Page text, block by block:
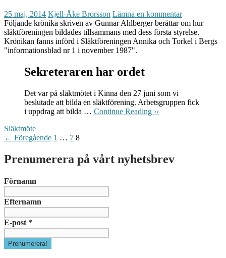
25 maj, 2014 Kjell-Åke Brorsson Lämna en kommentar
Följande krönika skriven av Gunnar Ahlberger berättar om hur
släktföreningen bildades tillsammans med dess första styrelse.
Krönikan fanns införd i Släktföreningen Annika och Torkel i Bergs
"informationsblad nr 1 i november 1987".
Sekreteraren har ordet
Det var på släktmötet i Kinna den 27 juni som vi
beslutade att bilda en släktförening. Arbetsgruppen fick
i uppdrag att bilda … Continue Reading ››
Släktmöte
Inläggsnavigering
← Föregående 1 … 7 8
Prenumerera på vårt nyhetsbrev
Förnamn
Efternamn
E-post *